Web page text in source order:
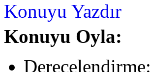
Konuyu Yazdır
Konuyu Oyla:
Derecelendirme: